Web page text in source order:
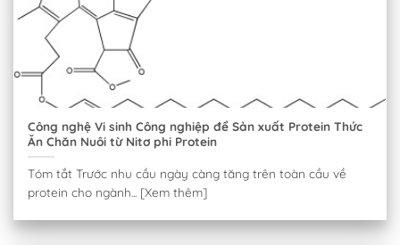
Công nghệ Vi sinh Công nghiệp để Sản xuất Protein Thức
Ăn Chăn Nuôi từ Nitơ phi Protein
Tóm tắt Trước nhu cầu ngày càng tăng trên toàn cầu về
protein cho ngành... [Xem thêm]